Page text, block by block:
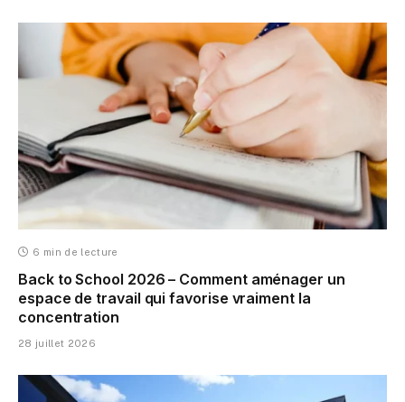
6 min de lecture
Back to School 2026 – Comment aménager un
espace de travail qui favorise vraiment la
concentration
28 juillet 2026